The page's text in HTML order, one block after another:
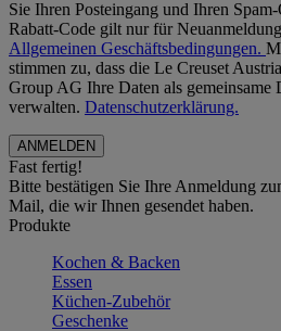
Sie Ihren Posteingang und Ihren
Rabatt-Code gilt nur für
Allgemeinen Geschäftsbedingungen.
stimmen zu, dass die Le Creuset
Group AG Ihre Daten als gemeinsame
verwalten. Datenschutzerklärung.
Fast fertig!
Bitte bestätigen Sie Ihre Anmeldung
Mail, die wir Ihnen gesendet haben.
Produkte
Kochen & Backen
Essen
Küchen-Zubehör
Geschenke